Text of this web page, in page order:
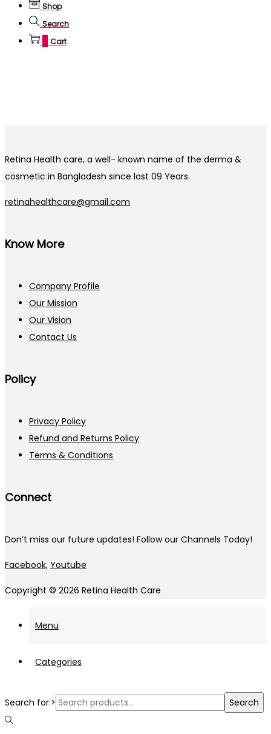
Shop
Search
Cart
Retina Health care, a well- known name of the derma &
cosmetic in Bangladesh since last 09 Years.
retinahealthcare@gmail.com
Know More
Company Profile
Our Mission
Our Vision
Contact Us
Policy
Privacy Policy
Refund and Returns Policy
Terms & Conditions
Connect
Don’t miss our future updates! Follow our Channels Today!
Facebook, Youtube
Copyright © 2026 Retina Health Care
Menu
Categories
Search for:> Search